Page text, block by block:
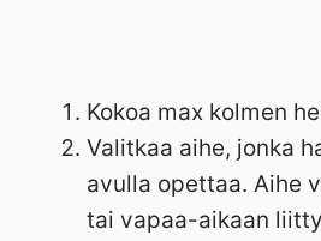
Kokoa max kolmen
Valitkaa aihe, jonka
avulla opettaa. Aihe
tai vapaa-aikaan